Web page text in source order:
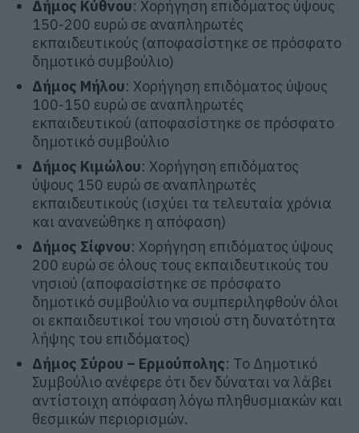
Δήμος Κύθνου: Χορήγηση επιδόματος ύψους
150-200 ευρώ σε αναπληρωτές
εκπαιδευτικούς (αποφασίστηκε σε πρόσφατο
δημοτικό συμβούλιο)
Δήμος Μήλου: Χορήγηση επιδόματος ύψους
100-150 ευρώ σε αναπληρωτές
εκπαιδευτικού (αποφασίστηκε σε πρόσφατο
δημοτικό συμβούλιο
Δήμος Κιμώλου: Χορήγηση επιδόματος
ύψους 150 ευρώ σε αναπληρωτές
εκπαιδευτικούς (ισχύει τα τελευταία χρόνια
και ανανεώθηκε η απόφαση)
Δήμος Σίφνου: Χορήγηση επιδόματος ύψους
200 ευρώ σε όλους τους εκπαιδευτικούς του
νησιού (αποφασίστηκε σε πρόσφατο
δημοτικό συμβούλιο να συμπεριληφθούν όλοι
οι εκπαιδευτικοί του νησιού στη δυνατότητα
λήψης του επιδόματος)
Δήμος Σύρου – Ερμούπολης: Το Δημοτικό
Συμβούλιο ανέφερε ότι δεν δύναται να λάβει
αντίστοιχη απόφαση λόγω πληθυσμιακών και
θεσμικών περιορισμών.